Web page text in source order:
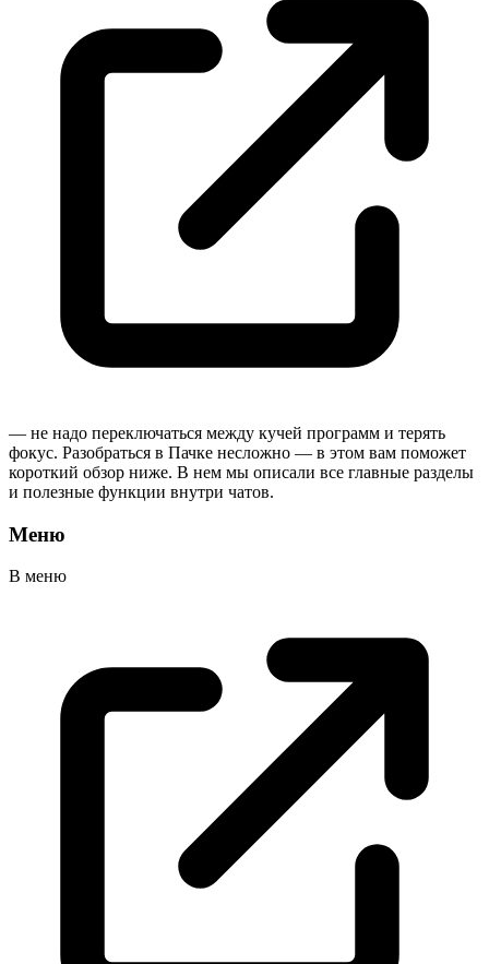
— не надо переключаться между кучей программ и терять
фокус. Разобраться в Пачке несложно — в этом вам поможет
короткий обзор ниже. В нем мы описали все главные разделы
и полезные функции внутри чатов.
Меню
В меню